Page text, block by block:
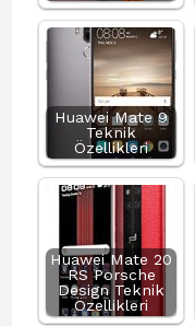
Huawei Mate 9
Teknik
Özellikleri
Huawei Mate 20
RS Porsche
Design Teknik
Özellikleri